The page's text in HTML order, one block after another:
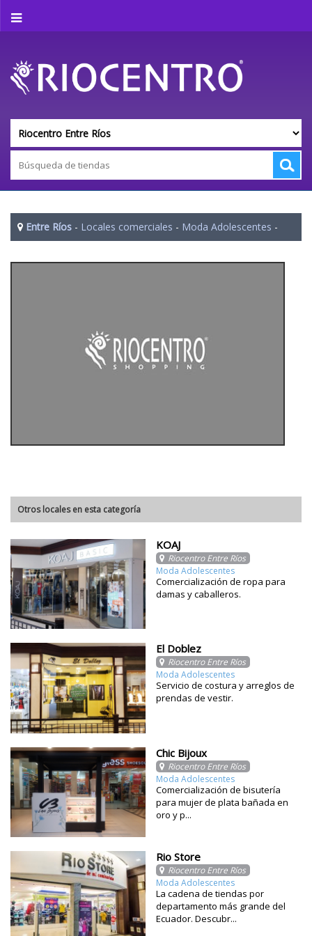
Entre Ríos - Locales comerciales - Moda Adolescentes -
Otros locales en esta categoría
KOAJ
Riocentro Entre Ríos
Moda Adolescentes
Comercialización de ropa para
damas y caballeros.
El Doblez
Riocentro Entre Ríos
Moda Adolescentes
Servicio de costura y arreglos de
prendas de vestir.
Chic Bijoux
Riocentro Entre Ríos
Moda Adolescentes
Comercialización de bisutería
para mujer de plata bañada en
oro y p...
Rio Store
Riocentro Entre Ríos
Moda Adolescentes
La cadena de tiendas por
departamento más grande del
Ecuador. Descubr...